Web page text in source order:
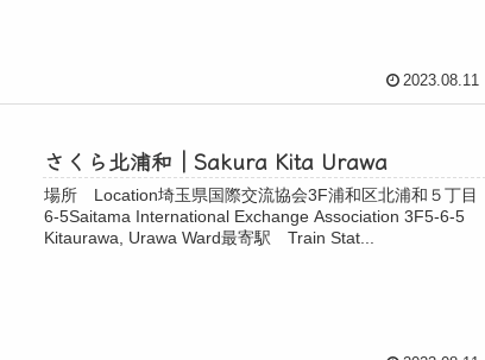
2023.08.11
さくら北浦和｜Sakura Kita Urawa
場所 Location埼玉県国際交流協会3F浦和区北浦和５丁目
6-5Saitama International Exchange Association 3F5-6-5
Kitaurawa, Urawa Ward最寄駅 Train Stat...